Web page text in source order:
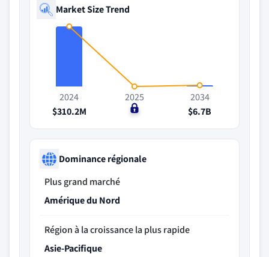
Market Size Trend
2024
$310.2M
2025
$0
2034
$6.7B
Dominance régionale
Plus grand marché
Amérique du Nord
Région à la croissance la plus rapide
Asie-Pacifique